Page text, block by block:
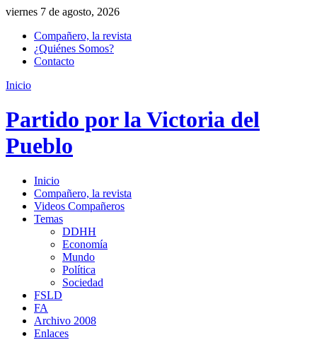
viernes 7 de agosto, 2026
Compañero, la revista
¿Quiénes Somos?
Contacto
Inicio
Partido por la Victoria del
Pueblo
Inicio
Compañero, la revista
Videos Compañeros
Temas
DDHH
Economía
Mundo
Política
Sociedad
FSLD
FA
Archivo 2008
Enlaces